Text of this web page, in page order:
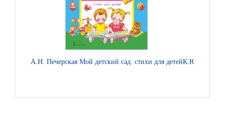
А.Н. Печерская Мой детский сад: стихи для детейК.Ю. Белая